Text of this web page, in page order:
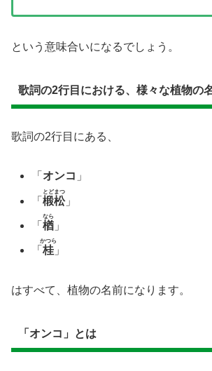
という意味合いになるでしょう。
歌詞の2行目における、様々な植物の
歌詞の2行目にある、
「 オンコ 」
「椴松
とどまつ
」
「楢
なら
」
「桂
かつら
」
はすべて、植物の名前になります。
「オンコ」とは